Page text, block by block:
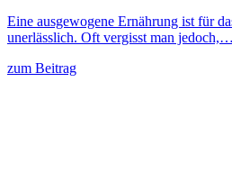
Eine ausgewogene Ernährung ist für
unerlässlich. Oft vergisst man jedoch,…
zum Beitrag